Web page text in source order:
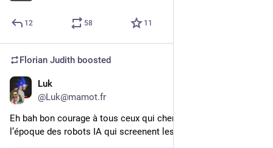
12 58 11
Florian Judith boosted
Luk
@Luk@mamot.fr
Eh bah bon courage à tous ceux qui cherchent du boulot à
l’époque des robots IA qui screenent les CV hein.